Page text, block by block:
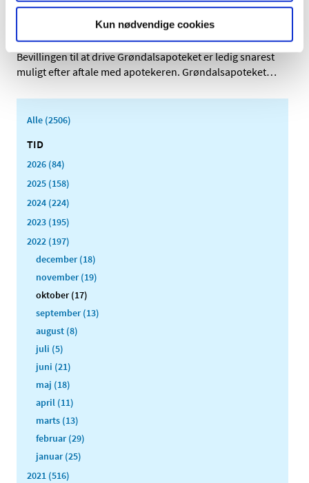
Kun nødvendige cookies
Genopslag: Ledig bevilling til
Grøndalsapoteket
|5. oktober 2022|
Bevillingen til at drive Grøndalsapoteket er ledig snarest
muligt efter aftale med apotekeren. Grøndalsapoteket…
Alle (2506)
TID
2026 (84)
2025 (158)
2024 (224)
2023 (195)
2022 (197)
december (18)
november (19)
oktober (17)
september (13)
august (8)
juli (5)
juni (21)
maj (18)
april (11)
marts (13)
februar (29)
januar (25)
2021 (516)